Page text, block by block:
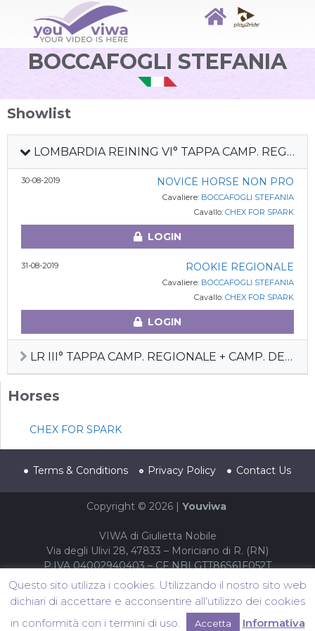
BOCCAFOGLI STEFANIA
Showlist
LOMBARDIA REINING VI° TAPPA CAMP. REGIONALE DEB + PREFUT + FUT 4Y
30-08-2019 NOVICE HORSE NON PRO
Cavaliere: BOCCAFOGLI STEFANIA
Cavallo: CHEX FOR SPARK
LOGIN
31-08-2019 ROOKIE REGIONALE
Cavaliere: BOCCAFOGLI STEFANIA
Cavallo: CHEX FOR SPARK
LOGIN
LR III° TAPPA CAMP. REGIONALE + CAMP. DEBUTTANTI
Horses
CHEX FOR SPARK
Terms & Conditions Privacy Policy Contact Us
Copyright © 2026 | Youviwa
VIWA di Giulietta Nobile
Via degli Ulivi 28, 47833 – Moriciano di R. (RN)
P.IVA 04002940403 – CF NBLGTT86S61F052T
Questo sito utilizza i cookies. Utilizzando il nostro sito web
dichiari di accettare e acconsentire all’utilizzo dei cookies
in conformità con i termini di uso.
Accetta Informativa